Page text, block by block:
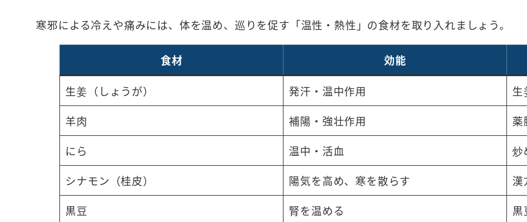
寒邪による冷えや痛みには、体を温め、巡りを促す「温性・熱性」の食材を取り入れましょう。
食材 効能
生姜（しょうが） 発汗・温中作用
生
羊肉
補陽・強壮作用
薬
にら
温中・活血
炒
シナモン（桂皮）
陽気を高め、寒を散らす
漢
黒豆
腎を温める 黒